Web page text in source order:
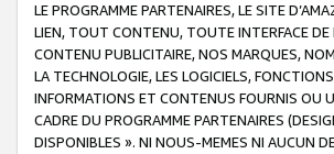
LE PROGRAMME PARTENAIRES, LE SITE
LIEN, TOUT CONTENU, TOUTE INTERFACE
CONTENU PUBLICITAIRE, NOS MARQUES,
LA TECHNOLOGIE, LES LOGICIELS,
INFORMATIONS ET CONTENUS FOURNIS OU
CADRE DU PROGRAMME PARTENAIRES
DISPONIBLES ». NI NOUS-MEMES NI AUCUN